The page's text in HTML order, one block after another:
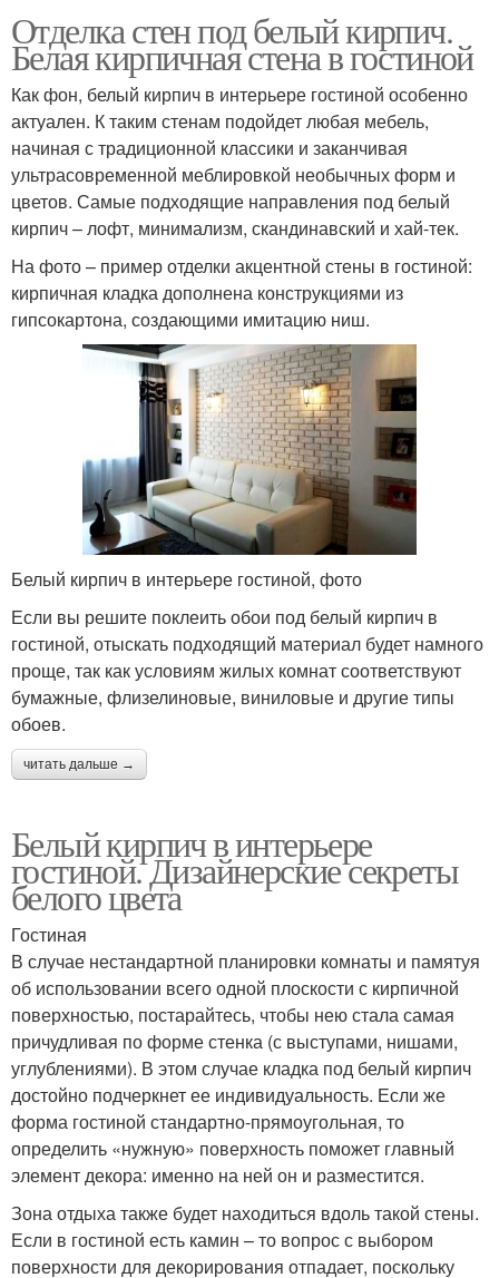
Отделка стен под белый кирпич.
Белая кирпичная стена в гостиной
Как фон, белый кирпич в интерьере гостиной особенно
актуален. К таким стенам подойдет любая мебель,
начиная с традиционной классики и заканчивая
ультрасовременной меблировкой необычных форм и
цветов. Самые подходящие направления под белый
кирпич – лофт, минимализм, скандинавский и хай-тек.
На фото – пример отделки акцентной стены в гостиной:
кирпичная кладка дополнена конструкциями из
гипсокартона, создающими имитацию ниш.
Белый кирпич в интерьере гостиной, фото
Если вы решите поклеить обои под белый кирпич в
гостиной, отыскать подходящий материал будет намного
проще, так как условиям жилых комнат соответствуют
бумажные, флизелиновые, виниловые и другие типы
обоев.
читать дальше →
Белый кирпич в интерьере
гостиной. Дизайнерские секреты
белого цвета
Гостиная
В случае нестандартной планировки комнаты и памятуя
об использовании всего одной плоскости с кирпичной
поверхностью, постарайтесь, чтобы нею стала самая
причудливая по форме стенка (с выступами, нишами,
углублениями). В этом случае кладка под белый кирпич
достойно подчеркнет ее индивидуальность. Если же
форма гостиной стандартно-прямоугольная, то
определить «нужную» поверхность поможет главный
элемент декора: именно на ней он и разместится.
Зона отдыха также будет находиться вдоль такой стены.
Если в гостиной есть камин – то вопрос с выбором
поверхности для декорирования отпадает, поскольку